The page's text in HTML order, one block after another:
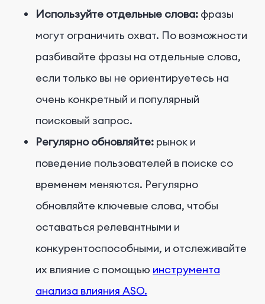
Используйте отдельные слова: фразы
могут ограничить охват. По возможности
разбивайте фразы на отдельные слова,
если только вы не ориентируетесь на
очень конкретный и популярный
поисковый запрос.
Регулярно обновляйте: рынок и
поведение пользователей в поиске со
временем меняются. Регулярно
обновляйте ключевые слова, чтобы
оставаться релевантными и
конкурентоспособными, и отслеживайте
их влияние с помощью инструмента
анализа влияния ASO.